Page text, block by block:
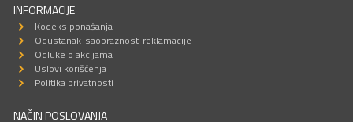
INFORMACIJE
Kodeks ponašanja
Odustanak-saobraznost-reklamacije
Odluke o akcijama
Uslovi korišćenja
Politika privatnosti
NAČIN POSLOVANJA